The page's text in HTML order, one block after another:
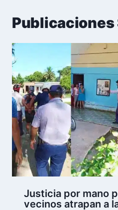
Publicaciones
Justicia por mano
vecinos atrapan a